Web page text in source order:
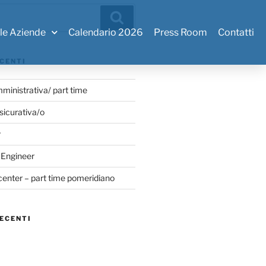
Aziende Calendario 2026 Press Room Contatti
part time
o
– part time pomeridiano